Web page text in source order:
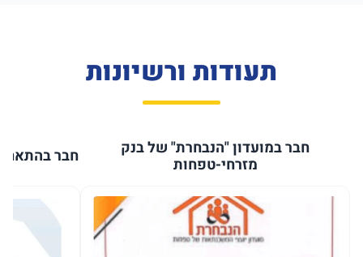
תעודות ורשיונות
חבר במועדון "הנבחרת" של בנק
מזרחי-טפחות חבר